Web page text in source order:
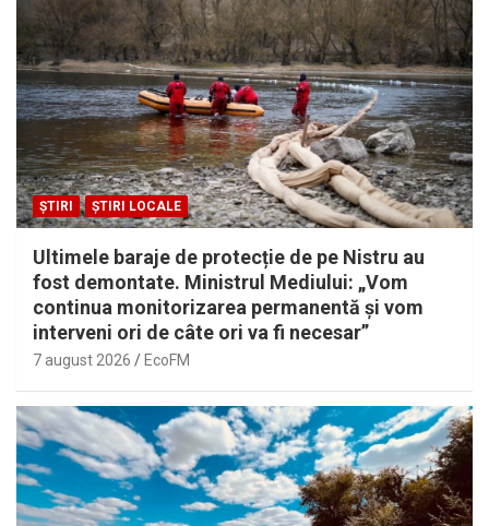
ȘTIRI ȘTIRI LOCALE
Ultimele baraje de protecție de pe Nistru au
fost demontate. Ministrul Mediului: „Vom
continua monitorizarea permanentă și vom
interveni ori de câte ori va fi necesar”
7 august 2026 EcoFM